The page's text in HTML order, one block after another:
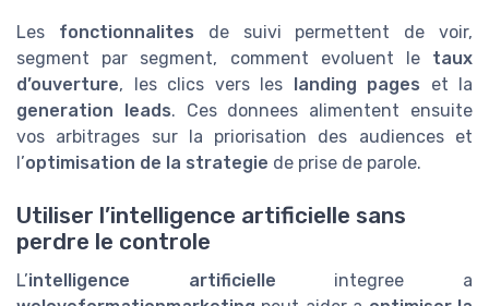
Les fonctionnalites de suivi permettent de voir,
segment par segment, comment evoluent le taux
d’ouverture, les clics vers les landing pages et la
generation leads. Ces donnees alimentent ensuite
vos arbitrages sur la priorisation des audiences et
l’optimisation de la strategie de prise de parole.
Utiliser l’intelligence artificielle sans
perdre le controle
L’intelligence artificielle integree a